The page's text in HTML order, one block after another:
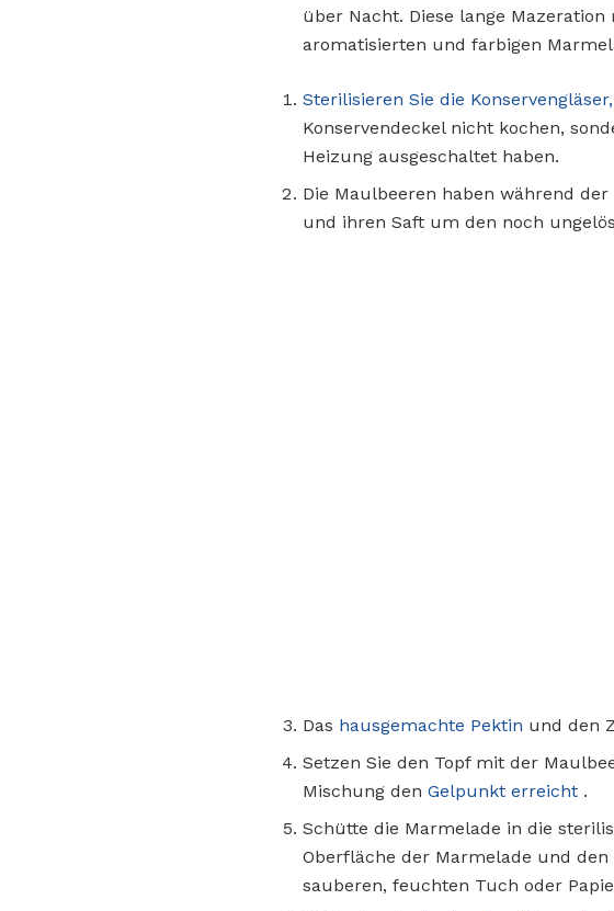
über Nacht. Diese lange
aromatisierten und farbigen
Sterilisieren Sie die Konservengläser,
Konservendeckel nicht kochen,
Heizung ausgeschaltet haben.
Die Maulbeeren haben während
und ihren Saft um den noch
Das hausgemachte Pektin und den
Setzen Sie den Topf mit der
Mischung den Gelpunkt erreicht .
Schütte die Marmelade in die
Oberfläche der Marmelade und den
sauberen, feuchten Tuch oder